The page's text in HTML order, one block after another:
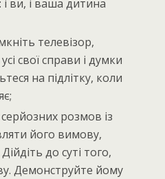
ви, і ваша дитина
телевізор,
свої справи і думки
на підлітку, коли
розмов із
його вимову,
до суті того,
Демонструйте йому